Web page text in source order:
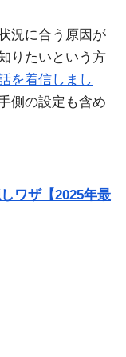
況に合う原因が
りたいという方
を着信しまし
側の設定も含め
ワザ【2025年最